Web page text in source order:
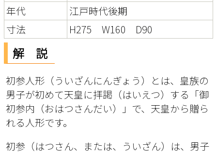
年代
江戸時代後期
寸法
H275 W160 D90
解 説
初参人形（ういざんにんぎょう）とは、皇族の
男子が初めて天皇に拝謁（はいえつ）する「御
初参内（おはつさんだい）」で、天皇から贈ら
れる人形です。
初参（はつさん、または、ういざん）は、男子